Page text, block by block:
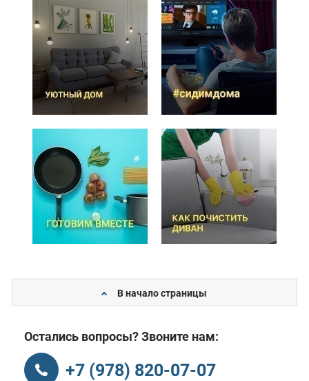
В начало страницы
Остались вопросы? Звоните нам:
+7 (978) 820-07-07